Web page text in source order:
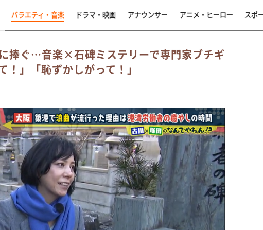
バラエティ・音楽 ドラマ・映画 アナウンサー アニメ・ヒーロー スポ
捧ぐ…音楽×石碑ミステリーで専門家ブチギ
！」「恥ずかしがって！」